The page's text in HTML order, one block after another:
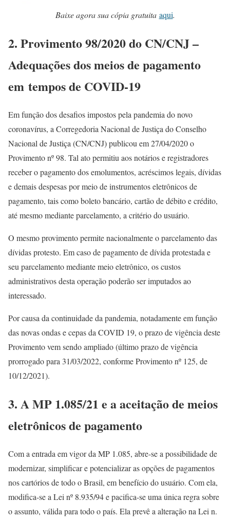
Baixe agora sua cópia gratuita aqui.
2. Provimento 98/2020 do CN/CNJ –
Adequações dos meios de pagamento
em tempos de COVID-19
Em função dos desafios impostos pela pandemia do novo
coronavírus, a Corregedoria Nacional de Justiça do Conselho
Nacional de Justiça (CN/CNJ) publicou em 27/04/2020 o
Provimento nº 98. Tal ato permitiu aos notários e registradores
receber o pagamento dos emolumentos, acréscimos legais, dívidas
e demais despesas por meio de instrumentos eletrônicos de
pagamento, tais como boleto bancário, cartão de débito e crédito,
até mesmo mediante parcelamento, a critério do usuário.
O mesmo provimento permite nacionalmente o parcelamento das
dívidas protesto. Em caso de pagamento de dívida protestada e
seu parcelamento mediante meio eletrônico, os custos
administrativos desta operação poderão ser imputados ao
interessado.
Por causa da continuidade da pandemia, notadamente em função
das novas ondas e cepas da COVID 19, o prazo de vigência deste
Provimento vem sendo ampliado (último prazo de vigência
prorrogado para 31/03/2022, conforme Provimento nº 125, de
10/12/2021).
3. A MP 1.085/21 e a aceitação de meios
eletrônicos de pagamento
Com a entrada em vigor da MP 1.085, abre-se a possibilidade de
modernizar, simplificar e potencializar as opções de pagamentos
nos cartórios de todo o Brasil, em benefício do usuário. Com ela,
modifica-se a Lei nº 8.935/94 e pacifica-se uma única regra sobre
o assunto, válida para todo o país. Ela prevê a alteração na Lei n.